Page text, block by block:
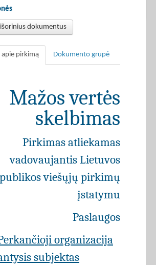
dokumentus
apie pirkimą Dokumento grupė
Mažos vertės
skelbimas
Pirkimas atliekamas
vadovaujantis Lietuvos
viešųjų pirkimų
įstatymu
Paslaugos
organizacija
subjektas